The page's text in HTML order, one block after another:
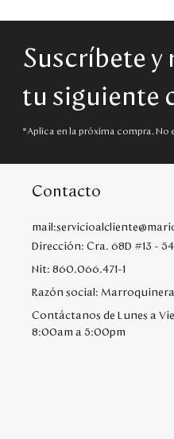
Suscríbete y
tu siguiente
*Aplica en la próxima compra.
Contacto
Dirección: Cra. 68D #13 -
Nit: 860.066.471-1
Razón social: Marroquinera
Contáctanos de Lunes a
8:00am a 5:00pm